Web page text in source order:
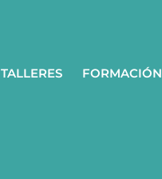
TALLERES FORMACIÓN